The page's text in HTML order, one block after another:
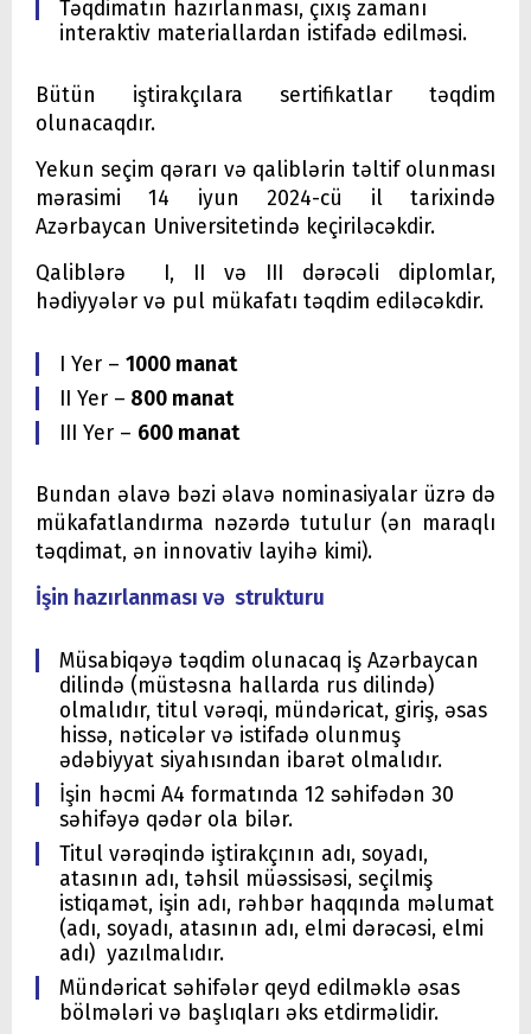
Təqdimatın hazırlanması, çıxış zamanı
interaktiv materiallardan istifadə edilməsi.
Bütün iştirakçılara sertifikatlar təqdim
olunacaqdır.
Yekun seçim qərarı və qaliblərin təltif olunması
mərasimi 14 iyun 2024-cü il tarixində
Azərbaycan Universitetində keçiriləcəkdir.
Qaliblərə I, II və III dərəcəli diplomlar,
hədiyyələr və pul mükafatı təqdim ediləcəkdir.
I Yer – 1000 manat
II Yer – 800 manat
III Yer – 600 manat
Bundan əlavə bəzi əlavə nominasiyalar üzrə də
mükafatlandırma nəzərdə tutulur (ən maraqlı
təqdimat, ən innovativ layihə kimi).
İşin hazırlanması və strukturu
Müsabiqəyə təqdim olunacaq iş Azərbaycan
dilində (müstəsna hallarda rus dilində)
olmalıdır, titul vərəqi, mündəricat, giriş, əsas
hissə, nəticələr və istifadə olunmuş
ədəbiyyat siyahısından ibarət olmalıdır.
İşin həcmi A4 formatında 12 səhifədən 30
səhifəyə qədər ola bilər.
Titul vərəqində iştirakçının adı, soyadı,
atasının adı, təhsil müəssisəsi, seçilmiş
istiqamət, işin adı, rəhbər haqqında məlumat
(adı, soyadı, atasının adı, elmi dərəcəsi, elmi
adı) yazılmalıdır.
Mündəricat səhifələr qeyd edilməklə əsas
bölmələri və başlıqları əks etdirməlidir.